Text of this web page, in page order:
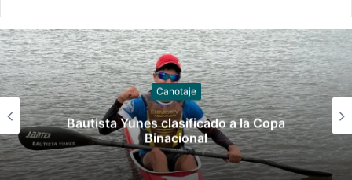
Canotaje
Bautista Yunes clasificado a la Copa
Binacional